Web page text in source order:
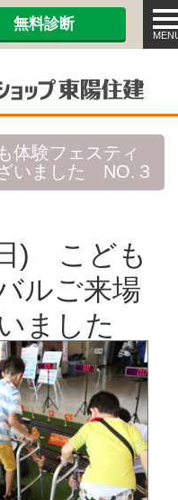
メ
ニ
ュ
無料診断
体験フェスティ
いました NO.３
) こども
ルご来場
ました